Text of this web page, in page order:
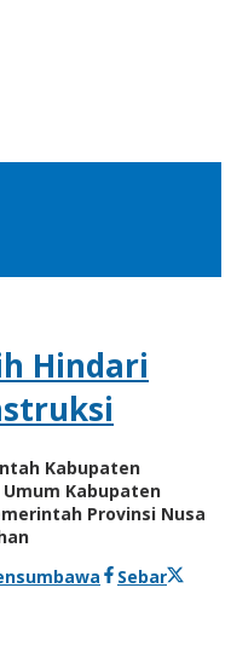
Hindari
Kabupaten
Kabupaten
Provinsi Nusa
Sebar